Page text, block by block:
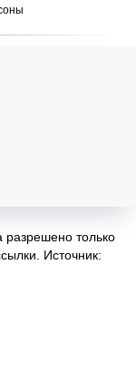
разрешено только
Источник: